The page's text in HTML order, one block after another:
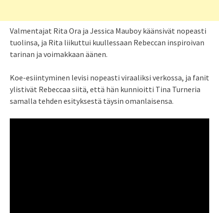
Valmentajat Rita Ora ja Jessica Mauboy käänsivät nopeasti
tuolinsa, ja Rita liikuttui kuullessaan Rebeccan inspiroivan
tarinan ja voimakkaan äänen.
Koe-esiintyminen levisi nopeasti viraaliksi verkossa, ja fanit
ylistivät Rebeccaa siitä, että hän kunnioitti Tina Turneria
samalla tehden esityksestä täysin omanlaisensa.